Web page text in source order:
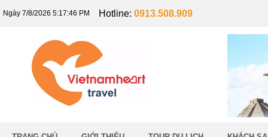
Ngày 7/8/2026 5:17:47 PM Hotline: 0913.508.909